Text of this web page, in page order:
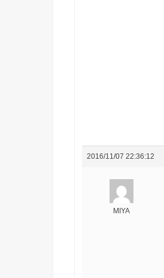
2016/11/07 22:36:12
MIYA